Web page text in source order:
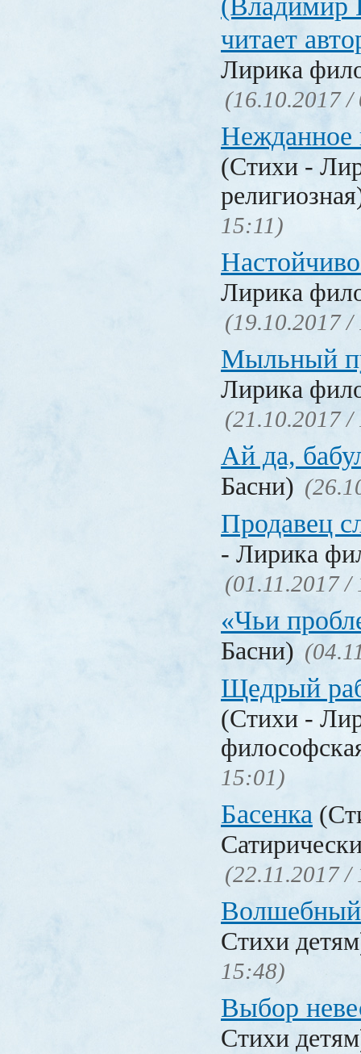
(Владимир
читает
Лирика
(16.10.2017 /
Нежданное
(Стихи -
15:11)
Лирика
(19.10.2017 /
Мыльный
Лирика
(21.10.2017 /
Ай да,
Басни)
Продавец
- Лирика
(01.11.2017 /
«Чьи
Басни)
Щедрый
(Стихи -
15:01)
Басенка
(22.11.2017 /
Стихи
15:48)
Выбор
Стихи